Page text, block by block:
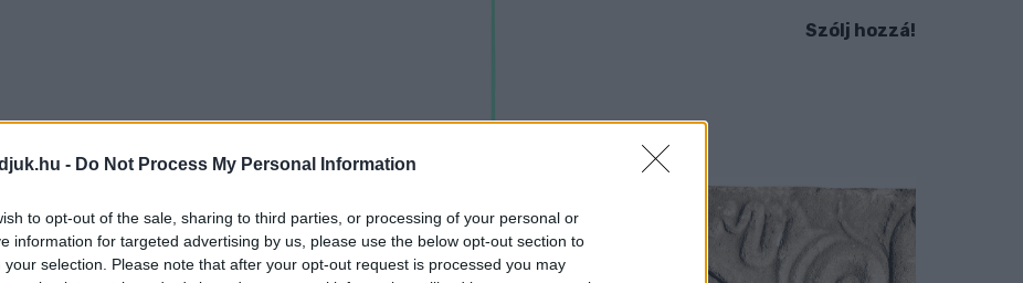
- Do Not Process My Personal Information
to opt-out of the sale, sharing to third parties, or processing of your personal or
information for targeted advertising by us, please use the below opt-out section to
your selection. Please note that after your opt-out request is processed you may
Szólj hozzá!